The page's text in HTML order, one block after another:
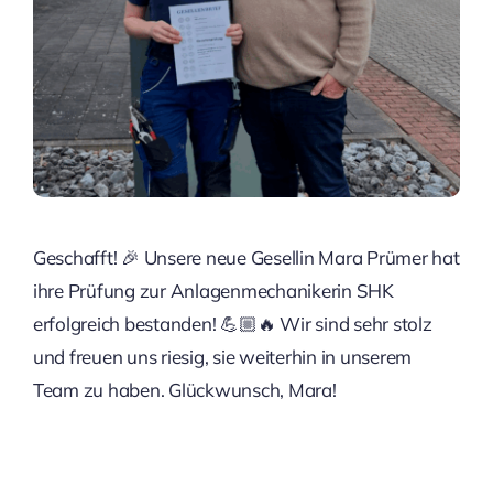
Geschafft! 🎉 Unsere neue Gesellin Mara Prümer hat
ihre Prüfung zur Anlagenmechanikerin SHK
erfolgreich bestanden! 💪🏼🔥 Wir sind sehr stolz
und freuen uns riesig, sie weiterhin in unserem
Team zu haben. Glückwunsch, Mara!